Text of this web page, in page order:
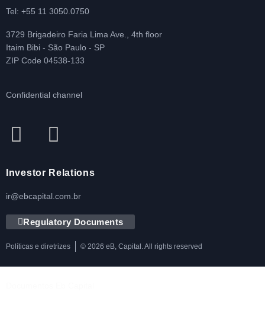
Tel: +55 11 3050.0750
3729 Brigadeiro Faria Lima Ave., 4th floor
Itaim Bibi - São Paulo - SP
ZIP Code 04538-133
Confidential channel
Investor Relations
ir@ebcapital.com.br
Regulatory Documents
Políticas e diretrizes © 2026 eB, Capital. All rights reserved